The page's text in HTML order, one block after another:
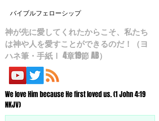
バイブルフェローシップ
神が先に愛してくれたからこそ、私たち
は神や人を愛すことができるのだ！（ヨ
ハネ筆・手紙Ⅰ 4章19節 AB）
We love Him because He first loved us. (1 John 4:19
NKJV)